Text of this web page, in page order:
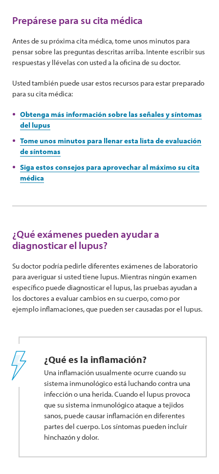
Prepárese para su cita médica
Antes de su próxima cita médica, tome unos minutos para
pensar sobre las preguntas descritas arriba. Intente escribir sus
respuestas y llévelas con usted a la oficina de su doctor.
Usted también puede usar estos recursos para estar preparado
para su cita médica:
Obtenga más información sobre las señales y síntomas
del lupus
Tome unos minutos para llenar esta lista de evaluación
de síntomas
Siga estos consejos para aprovechar al máximo su cita
médica
¿Qué exámenes pueden ayudar a
diagnosticar el lupus?
Su doctor podría pedirle diferentes exámenes de laboratorio
para averiguar si usted tiene lupus. Mientras ningún examen
específico puede diagnosticar el lupus, las pruebas ayudan a
los doctores a evaluar cambios en su cuerpo, como por
ejemplo inflamaciones, que pueden ser causadas por el lupus.
¿Qué es la inflamación?
Una inflamación usualmente ocurre cuando su
sistema inmunológico está luchando contra una
infección o una herida. Cuando el lupus provoca
que su sistema inmunológico ataque a tejidos
sanos, puede causar inflamación en diferentes
partes del cuerpo. Los síntomas pueden incluir
hinchazón y dolor.